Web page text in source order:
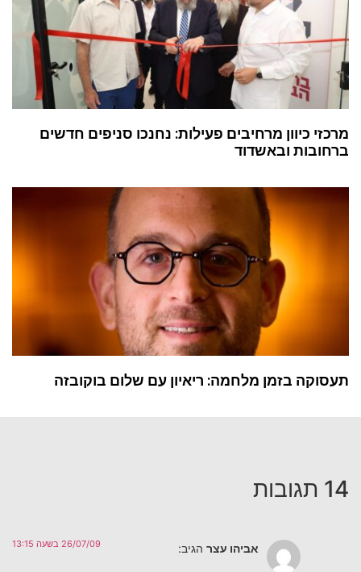
מרכזי כיוון מרחיבים פעילות: נחנכו סניפים חדשים
ברחובות ובאשדוד
תעסוקה בזמן מלחמה: ריאיון עם שלום בוקובזה
14 תגובות
אביהו עצר הגיב: 26/07/09 בשעה 13:15